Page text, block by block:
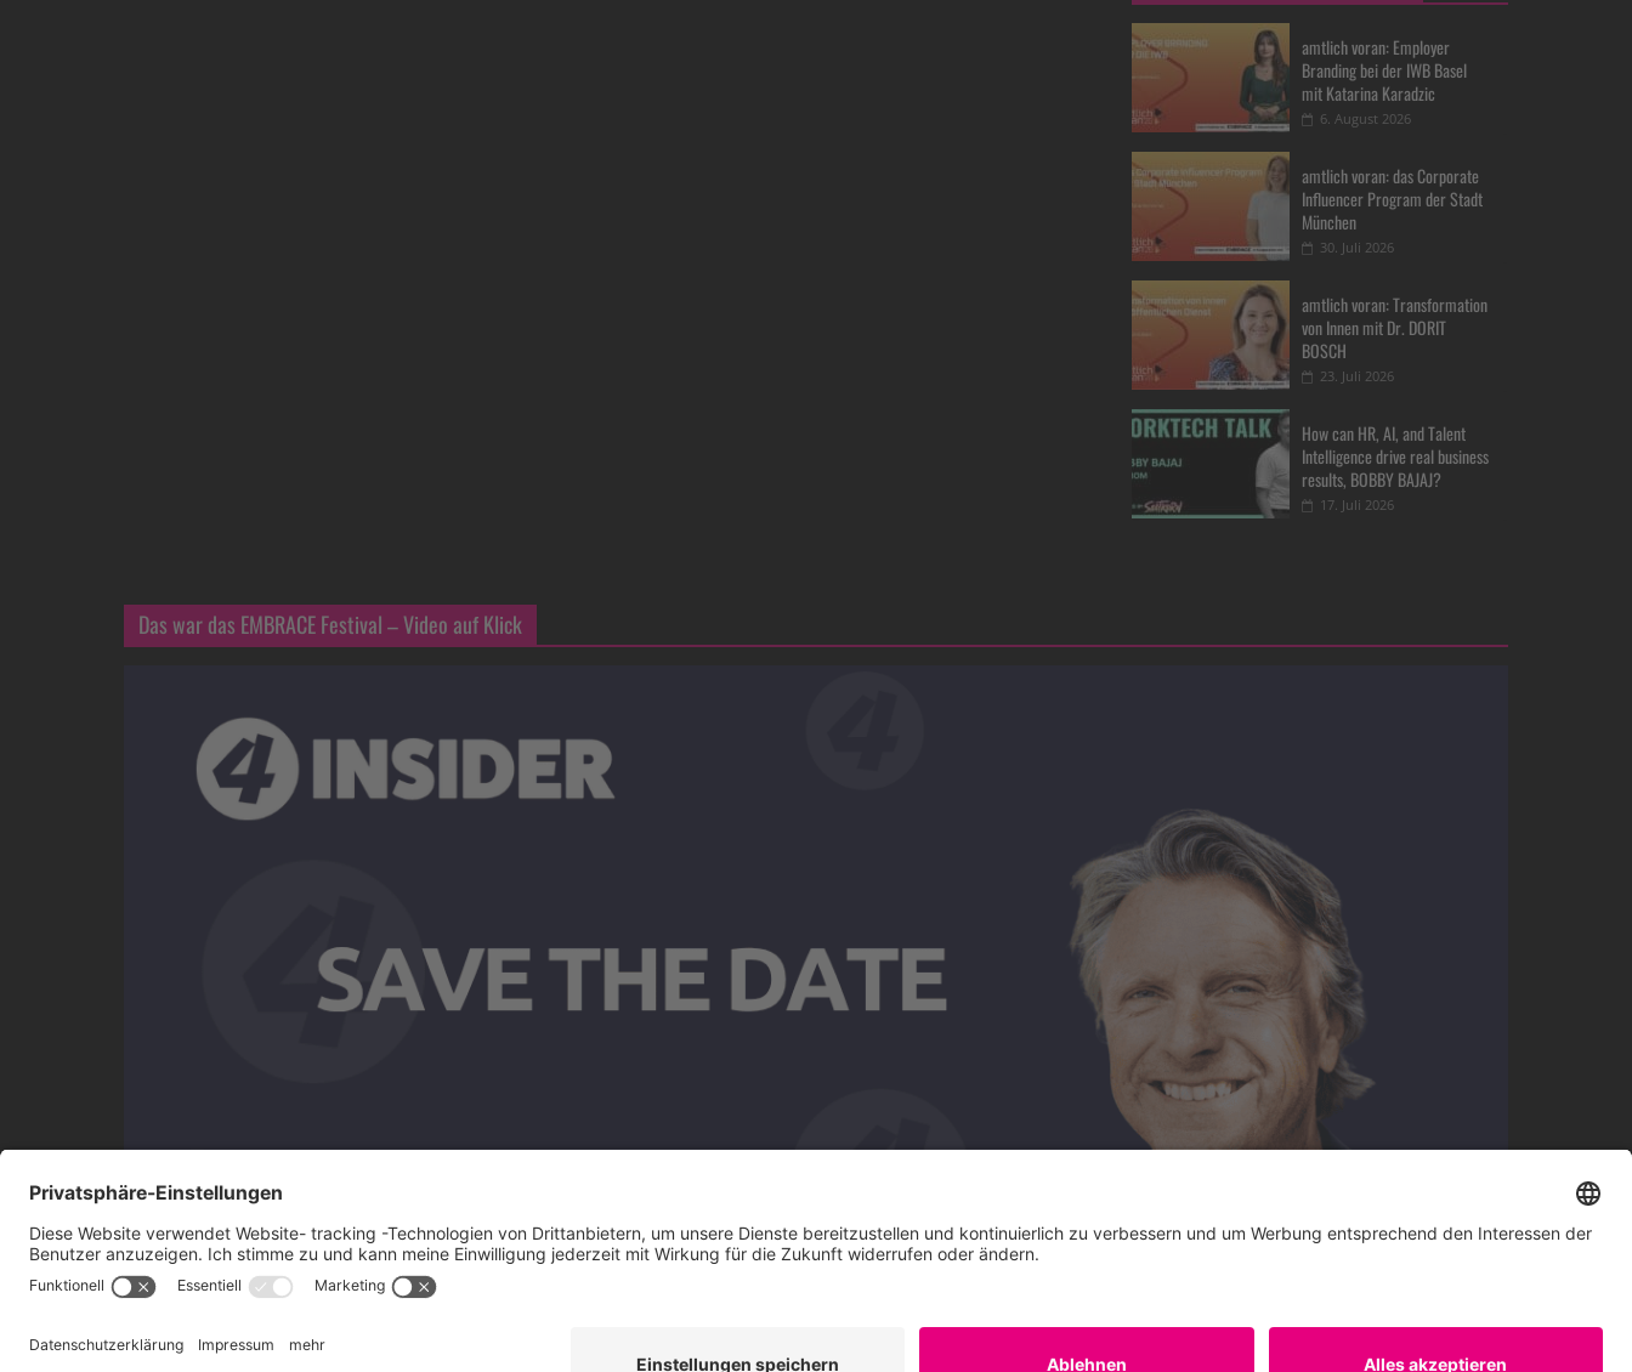
amtlich voran: Employer
Branding bei der IWB Basel
mit Katarina Karadzic
6. August 2026
amtlich voran: das Corporate
Influencer Program der Stadt
München
30. Juli 2026
amtlich voran: Transformation
von Innen mit Dr. DORIT
BOSCH
23. Juli 2026
How can HR, AI, and Talent
Intelligence drive real business
results, BOBBY BAJAJ?
17. Juli 2026
Das war das EMBRACE Festival – Video auf Klick